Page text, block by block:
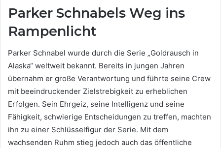
Parker Schnabels Weg ins
Rampenlicht
Parker Schnabel wurde durch die Serie „Goldrausch in
Alaska“ weltweit bekannt. Bereits in jungen Jahren
übernahm er große Verantwortung und führte seine Crew
mit beeindruckender Zielstrebigkeit zu erheblichen
Erfolgen. Sein Ehrgeiz, seine Intelligenz und seine
Fähigkeit, schwierige Entscheidungen zu treffen, machten
ihn zu einer Schlüsselfigur der Serie. Mit dem
wachsenden Ruhm stieg jedoch auch das öffentliche